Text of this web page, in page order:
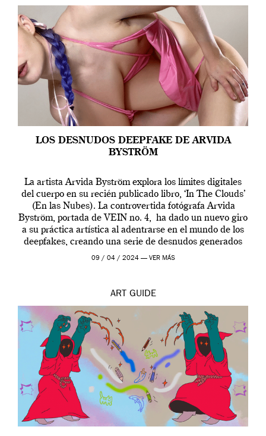
LOS DESNUDOS DEEPFAKE DE ARVIDA
BYSTRÖM
La artista Arvida Byström explora los límites digitales
del cuerpo en su recién publicado libro, ‘In The Clouds’
(En las Nubes). La controvertida fotógrafa Arvida
Byström, portada de VEIN no. 4, ha dado un nuevo giro
a su práctica artística al adentrarse en el mundo de los
deepfakes, creando una serie de desnudos generados
por […]
09 / 04 / 2024 — VER MÁS
ART GUIDE